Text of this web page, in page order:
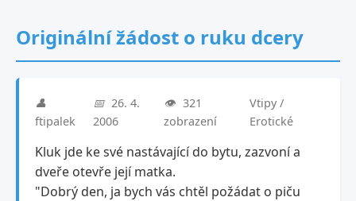
Originální žádost o ruku dcery
👤
ftipalek
📅 26. 4.
2006
👁️ 321
zobrazení
Vtipy /
Erotické
Kluk jde ke své nastávající do bytu, zazvoní a
dveře otevře její matka.
"Dobrý den, ja bych vás chtěl požádat o piču